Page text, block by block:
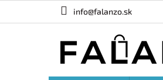
info@falanzo.sk